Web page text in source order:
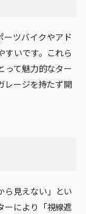
ーツバイクやアド
すいです。これら
って魅力的なター
レージを持たず開
ら見えない」とい
ーにより「視線遮